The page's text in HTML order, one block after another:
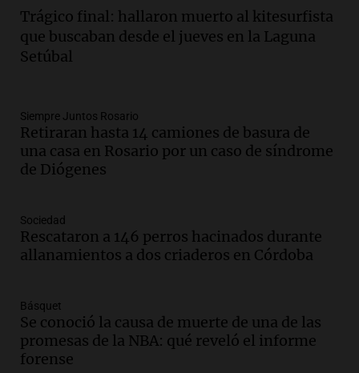
Episodios
Audio.1° gol de Rosario Central a
Aldosivi (Zalazar en contra) - relato
Gato Greco
Audio.Recomendaciones de vino
bonarda para disfrutar el fin de semana
en Mendoza
Panorama Federal
Audio.
en la Sociedad Rural de Bulaya con
actividades para toda la familia
Audio.
edificios y una casa del estudiante para
jóvenes de la región
Panorama Federal
Trágico final: hallaron muerto al kitesurfista
que buscaban desde el jueves en la Laguna
Setúbal
Siempre Juntos Rosario
Retiraran hasta 14 camiones de basura de
una casa en Rosario por un caso de síndrome
de Diógenes
Sociedad
Rescataron a 146 perros hacinados durante
allanamientos a dos criaderos en Córdoba
Básquet
Se conoció la causa de muerte de una de las
promesas de la NBA: qué reveló el informe
forense